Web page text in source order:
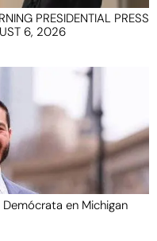
PRESIDENTIAL PRESS
6, 2026
en Michigan